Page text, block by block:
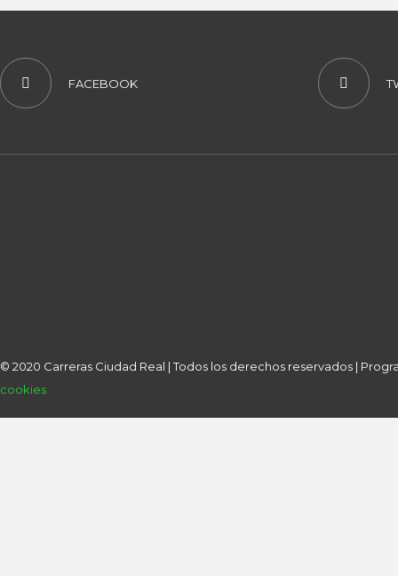
FACEBOOK
© 2020 Carreras Ciudad Real | Todos los derechos reservados |
cookies